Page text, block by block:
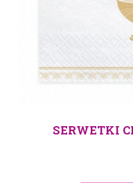
SERWETKI